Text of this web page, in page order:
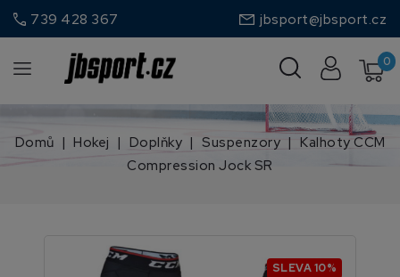
call 739 428 367 jbsport@jbsport.cz
0
Domů Hokej Doplňky Suspenzory
Kalhoty CCM
Compression Jock SR
SLEVA 10%